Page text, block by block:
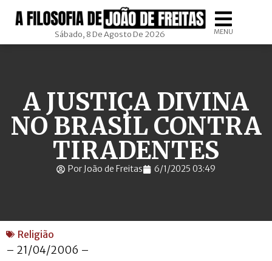
Sábado, 8 De Agosto De 2026 MENU
A JUSTIÇA DIVINA
NO BRASIL CONTRA
TIRADENTES
Por João de Freitas 6/1/2025 03:49
Religião
– 21/04/2006 –